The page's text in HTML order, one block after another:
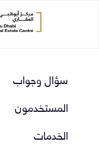
سؤال وجواب
المستخدمون
الخدمات